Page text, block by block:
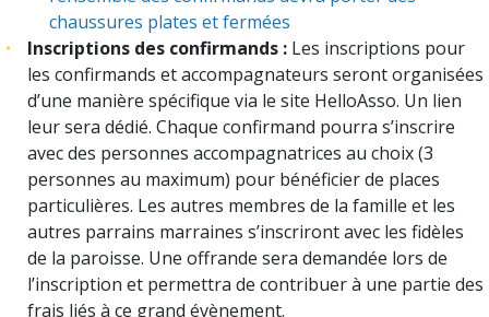
chaussures plates et fermées
Inscriptions des confirmands : Les inscriptions pour
les confirmands et accompagnateurs seront organisées
d’une manière spécifique via le site HelloAsso. Un lien
leur sera dédié. Chaque confirmand pourra s’inscrire
avec des personnes accompagnatrices au choix (3
personnes au maximum) pour bénéficier de places
particulières. Les autres membres de la famille et les
autres parrains marraines s’inscriront avec les fidèles
de la paroisse. Une offrande sera demandée lors de
l’inscription et permettra de contribuer à une partie des
frais liés à ce grand évènement.